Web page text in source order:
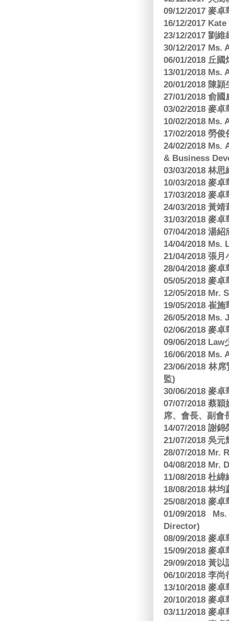
09/12/2017 麥
16/12/2017
23/12/2017 劉
30/12/2017 Ms.
06/01/2018 丘
13/01/2018 Ms.
20/01/2018 陳
27/01/2018 俞
03/02/2018 麥
10/02/2018 Ms.
17/02/2018 勞
24/02/2018 Ms.
& Business
03/03/2018 林
10/03/2018 麥
17/03/2018 麥
24/03/2018 黃
31/03/2018 麥
07/04/2018 湯
14/04/2018
21/04/2018 張
28/04/2018 麥
05/05/2018 麥
12/05/2018 Mr.
19/05/2018 崔
26/05/2018 Ms.
02/06/2018 麥
09/06/2018 Law
16/06/2018 Ms.
23/06/2018 林
監)
30/06/2018 麥
07/07/2018 蔡
席、會長、副會
14/07/2018 謝
21/07/2018 吳元
28/07/2018 Mr.
04/08/2018 Mr.
11/08/2018 杜
18/08/2018 林
25/08/2018 麥
01/09/2018
Director)
08/09/2018 麥
15/09/2018 麥
29/09/2018 黃
06/10/2018 李
13/10/2018 麥
20/10/2018 麥
03/11/2018 麥